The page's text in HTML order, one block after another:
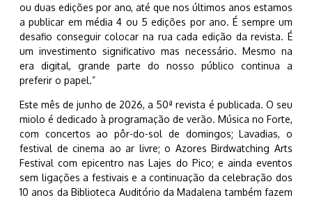
ou duas edições por ano, até que nos últimos anos estamos
a publicar em média 4 ou 5 edições por ano. É sempre um
desafio conseguir colocar na rua cada edição da revista. É
um investimento significativo mas necessário. Mesmo na
era digital, grande parte do nosso público continua a
preferir o papel.”
Este mês de junho de 2026, a 50ª revista é publicada. O seu
miolo é dedicado à programação de verão. Música no Forte,
com concertos ao pôr-do-sol de domingos; Lavadias, o
festival de cinema ao ar livre; o Azores Birdwatching Arts
Festival com epicentro nas Lajes do Pico; e ainda eventos
sem ligações a festivais e a continuação da celebração dos
10 anos da Biblioteca Auditório da Madalena também fazem